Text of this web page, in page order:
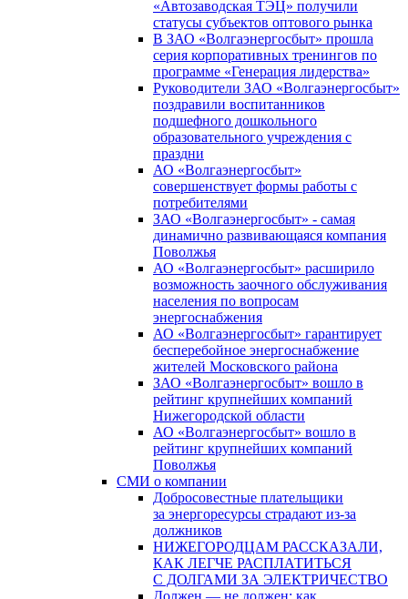
«Автозаводская ТЭЦ» получили
статусы субъектов оптового рынка
В ЗАО «Волгаэнергосбыт» прошла
серия корпоративных тренингов по
программе «Генерация лидерства»
Руководители ЗАО «Волгаэнергосбыт»
поздравили воспитанников
подшефного дошкольного
образовательного учреждения с
праздни
АО «Волгаэнергосбыт»
совершенствует формы работы с
потребителями
ЗАО «Волгаэнергосбыт» - самая
динамично развивающаяся компания
Поволжья
АО «Волгаэнергосбыт» расширило
возможность заочного обслуживания
населения по вопросам
энергоснабжения
АО «Волгаэнергосбыт» гарантирует
бесперебойное энергоснабжение
жителей Московского района
ЗАО «Волгаэнергосбыт» вошло в
рейтинг крупнейших компаний
Нижегородской области
АО «Волгаэнергосбыт» вошло в
рейтинг крупнейших компаний
Поволжья
СМИ о компании
Добросовестные плательщики
за энергоресурсы страдают из-за
должников
НИЖЕГОРОДЦАМ РАССКАЗАЛИ,
КАК ЛЕГЧЕ РАСПЛАТИТЬСЯ
С ДОЛГАМИ ЗА ЭЛЕКТРИЧЕСТВО